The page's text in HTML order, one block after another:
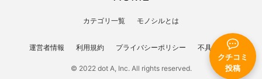
クチコミ
投稿
カテゴリ一覧 モノシルとは
運営者情報 利用規約 プライバシーポリシー 不具合報告
© 2022 dot A, Inc. All rights reserved.